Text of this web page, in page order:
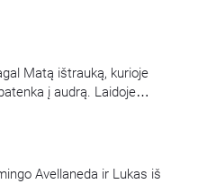
Matą ištrauką, kurioje
į audrą. Laidoje
ir
Avellaneda ir Lukas iš